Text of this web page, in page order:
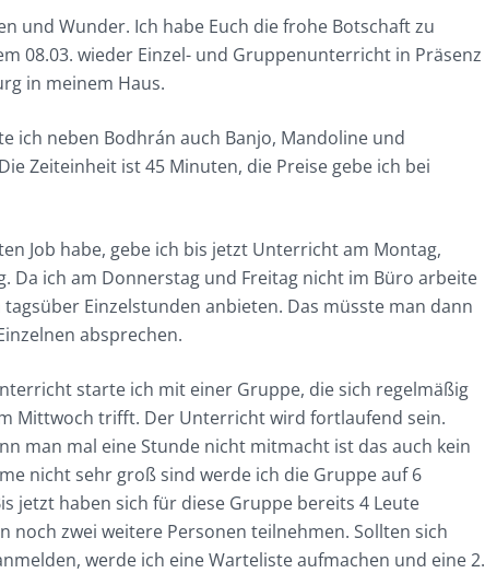
und Wunder. Ich habe Euch die frohe Botschaft zu
08.03. wieder Einzel- und Gruppenunterricht in Präsenz
in meinem Haus.
ich neben Bodhrán auch Banjo, Mandoline und
Zeiteinheit ist 45 Minuten, die Preise gebe ich bei
Job habe, gebe ich bis jetzt Unterricht am Montag,
Da ich am Donnerstag und Freitag nicht im Büro arbeite
Einzelstunden anbieten. Das müsste man dann
absprechen.
starte ich mit einer Gruppe, die sich regelmäßig
Mittwoch trifft. Der Unterricht wird fortlaufend sein.
man mal eine Stunde nicht mitmacht ist das auch kein
nicht sehr groß sind werde ich die Gruppe auf 6
jetzt haben sich für diese Gruppe bereits 4 Leute
noch zwei weitere Personen teilnehmen. Sollten sich
werde ich eine Warteliste aufmachen und eine 2.